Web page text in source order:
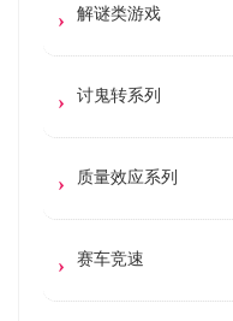
解谜类游戏
讨鬼转系列
质量效应系列
赛车竞速